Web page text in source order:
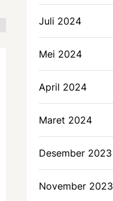
Juli 2024
Mei 2024
April 2024
Maret 2024
Desember 2023
November 2023